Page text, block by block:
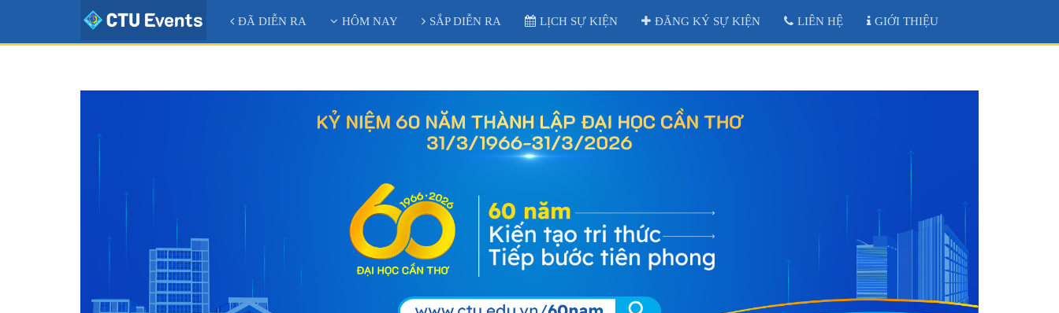
ĐÃ DIỄN RA HÔM NAY SẮP DIỄN RA LỊCH SỰ KIỆN ĐĂNG KÝ SỰ KIỆN LIÊN HỆ GIỚI THIỆU